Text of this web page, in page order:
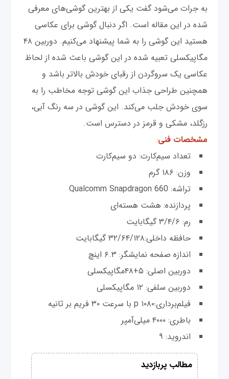
به جرات می‌شود گفت یکی از بهترین گوشی‌های معرفی
شده در این مقاله است. اگر دنبال گوشی برای عکاسی
هستید این گوشی را به شما پیشنهاد می‌کنیم. دوربین ۴۸
مگاپیکسلی تعبیه شده در این گوشی باعث شده از لحاظ
عکاسی یک سروگردن از رقبای خودش بالاتر باشد و
همچنین طراحی جذاب این گوشی توجه مخاطب را به
سوی خودش جلب می‌کند. این گوشی در سه رنگ آبی،
رزگلد، مشکی و قرمز در دسترس است.
مشخصات فنی:
تعداد سیم‌کارت: دو سیم‌کارت
وزن: ۱۸۶ گرم
تراشه: Qualcomm Snapdragon 660
پردازنده: هشت هسته‌ای
رم: ۳/۴/۶ گیگابایت
حافظه داخلی:۳۲/۶۴/۱۲۸ گیگابایت
اندازه صفحه نمایشگر: ۶.۳ اینچ
دوربین اصلی: ۵+۴۸مگاپیکسلی
دوربین سلفی: ۱۲ مگاپیکسلی
فیلم‌برداری:p ۱۰۸۰ با سرعت ۳۰ فریم بر ثانیه
باطری: ۴۰۰۰ میلی‌آمپر
اندروید: ۹
مطالب پربازدید